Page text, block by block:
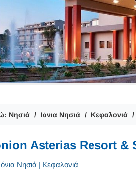
Νησιά Ιόνια Νησιά Κεφαλονιά
Asterias Resort &
Νησιά | Κεφαλονιά